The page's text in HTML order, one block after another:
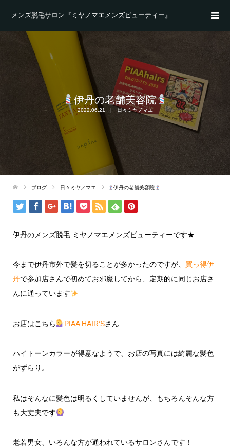
メンズ脱毛サロン『ミヤノマエメンズビューティー』
伊丹の老舗美容院
2022.06.21 日々ミヤノマエ
ブログ 日々ミヤノマエ 伊丹の老舗美容院
伊丹のメンズ脱毛 ミヤノマエメンズビューティーです★
今まで伊丹市外で髪を切ることが多かったのですが、 買っ得伊
丹で参加店さんで初めてお邪魔してから、定期的に同じお店さ
んに通っています
お店はこちら PIAA HAIR’Sさん
ハイトーンカラーが得意なようで、お店の写真には綺麗な髪色
がずらり。
私はそんなに髪色は明るくしていませんが、もちろんそんな方
も大丈夫です
老若男女、いろんな方が通われているサロンさんです！